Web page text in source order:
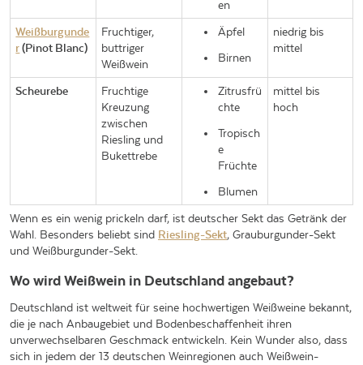
en
Weißburgunde
r(Pinot Blanc)
Fruchtiger,
buttriger
Weißwein
Äpfel
Birnen
niedrig bis
mittel
Scheurebe
Fruchtige
Kreuzung
zwischen
Riesling und
Bukettrebe
Zitrusfrü
chte
Tropisch
e
Früchte
Blumen
mittel bis
hoch
Wenn es ein wenig prickeln darf, ist deutscher Sekt das Getränk der
Wahl. Besonders beliebt sind Riesling-Sekt, Grauburgunder-Sekt
und Weißburgunder-Sekt.
Wo wird Weißwein in Deutschland angebaut?
Deutschland ist weltweit für seine hochwertigen Weißweine bekannt,
die je nach Anbaugebiet und Bodenbeschaffenheit ihren
unverwechselbaren Geschmack entwickeln. Kein Wunder also, dass
sich in jedem der 13 deutschen Weinregionen auch Weißwein-